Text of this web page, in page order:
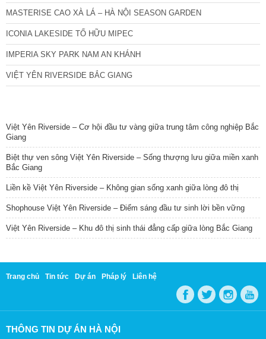
MASTERISE CAO XÀ LÁ – HÀ NỘI SEASON GARDEN
ICONIA LAKESIDE TỐ HỮU MIPEC
IMPERIA SKY PARK NAM AN KHÁNH
VIỆT YÊN RIVERSIDE BẮC GIANG
Việt Yên Riverside – Cơ hội đầu tư vàng giữa trung tâm công nghiệp Bắc
Giang
Biệt thự ven sông Việt Yên Riverside – Sống thượng lưu giữa miền xanh
Bắc Giang
Liền kề Việt Yên Riverside – Không gian sống xanh giữa lòng đô thị
Shophouse Việt Yên Riverside – Điểm sáng đầu tư sinh lời bền vững
Việt Yên Riverside – Khu đô thị sinh thái đẳng cấp giữa lòng Bắc Giang
Trang chủ Tin tức Dự án Pháp lý Liên hệ
THÔNG TIN DỰ ÁN HÀ NỘI